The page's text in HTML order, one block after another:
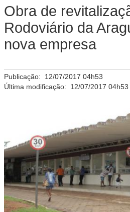
Obra de
Rodoviário da
nova empresa
Publicação: 12/07/2017 04h53
Última modificação: 12/07/2017 04h53